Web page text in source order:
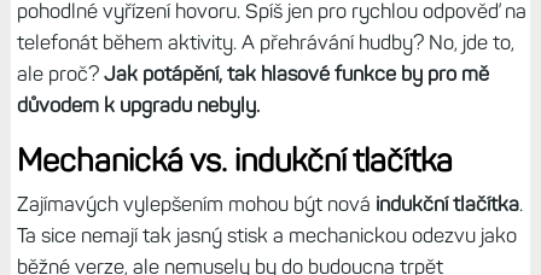
tlačítka pod vodou, i když to Garmin nedoporučuje. A
protože mi potápění prostě vadí - víc jak tři čtyři metry
prostě nedávám, tak ani tuto funkci nijak neocením.
Další podrobnosti:
Plavání v moři s hodinkami. Škodí slaná
voda? A co potápění?
Hlasitý reproduktor, to už je jiná - dokážu si představit, že
nemám telefon po ruce, a hodinky mi umožní zvednout
hovor. Toho jsem už ostatně několikrát využil. Ale jen